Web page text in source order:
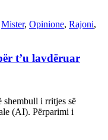
Mister, Opinione, Rajoni,
t’u lavdëruar
shembull i rritjes së
(AI). Përparimi i